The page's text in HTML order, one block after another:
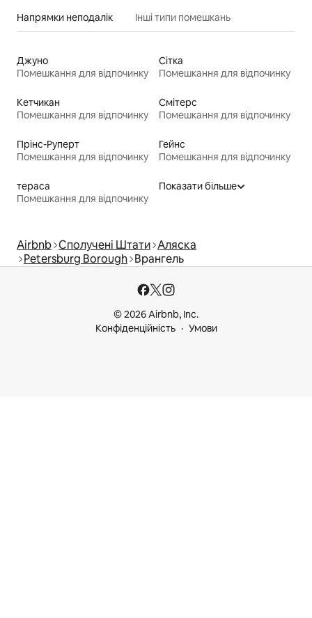
Напрямки неподалік Інші типи помешкань
Джуно
Помешкання для відпочинку
Сітка
Помешкання для відпочинку
Кетчикан
Помешкання для відпочинку
Смітерс
Помешкання для відпочинку
Прінс-Руперт
Помешкання для відпочинку
Гейнс
Помешкання для відпочинку
тераса
Помешкання для відпочинку
Показати більше
Airbnb Сполучені Штати Аляска
Petersburg Borough Врангель
© 2026 Airbnb, Inc.
Конфіденційність
Умови